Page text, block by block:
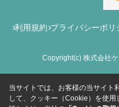
利用規約 プライバシーポリ
Copyright(c) 株式会社
当サイトでは、お客様の当サイト
して、クッキー（Cookie）を使用